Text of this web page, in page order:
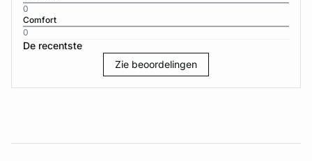
0
Comfort
0
De recentste
Zie beoordelingen